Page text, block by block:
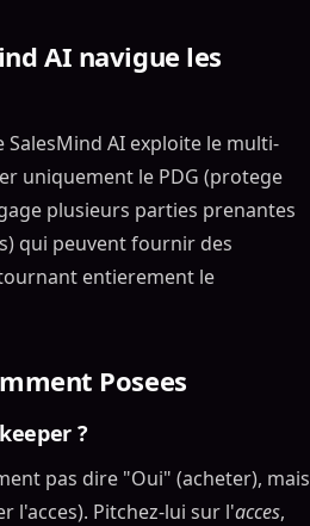
AI navigue les
SalesMind AI exploite le multi-
uniquement le PDG (protege
plusieurs parties prenantes
qui peuvent fournir des
entierement le
Posees
?
pas dire "Oui" (acheter), mais
l'acces). Pitchez-lui sur l'acces,